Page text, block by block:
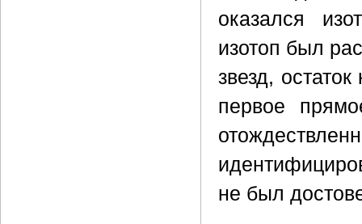
оказался
изотоп был
звезд,
первое
не был